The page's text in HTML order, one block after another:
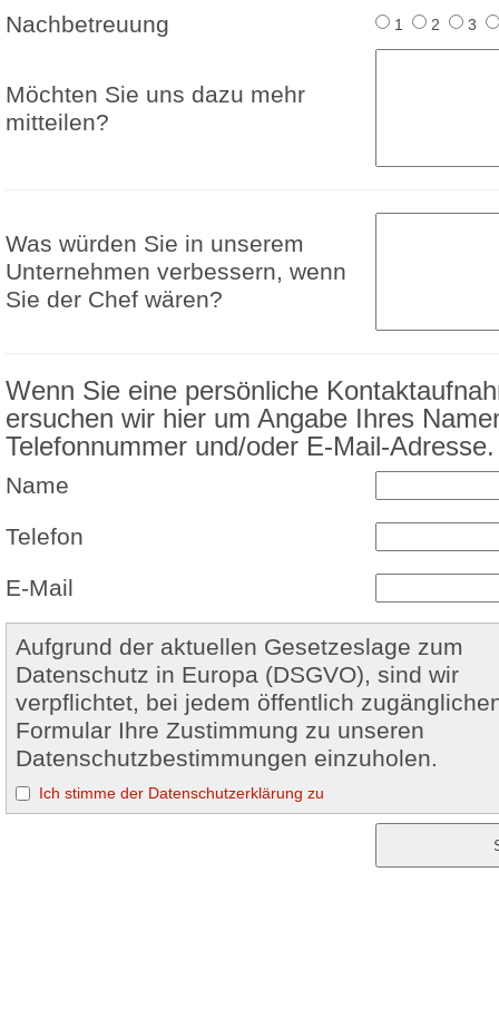
Nachbetreuung 1 2 3
Möchten Sie uns dazu mehr
mitteilen?
Was würden Sie in unserem
Unternehmen verbessern, wenn
Sie der Chef wären?
Wenn Sie eine persönliche
ersuchen wir hier um Angabe Ihres
Telefonnummer und/oder E-Mail-Adresse.
Name
Telefon
E-Mail
Aufgrund der aktuellen Gesetzeslage zum
Datenschutz in Europa (DSGVO), sind wir
verpflichtet, bei jedem öffentlich
Formular Ihre Zustimmung zu unseren
Datenschutzbestimmungen einzuholen.
Ich stimme der Datenschutzerklärung zu